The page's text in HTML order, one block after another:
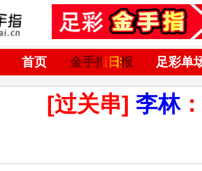
首页 金手指日报 足彩单
[过关串] 李林